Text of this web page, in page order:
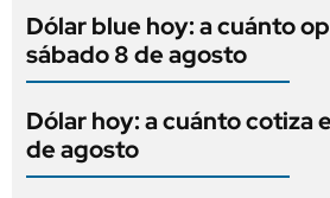
Dólar blue hoy: a cuánto
sábado 8 de agosto
Dólar hoy: a cuánto cotiza
de agosto